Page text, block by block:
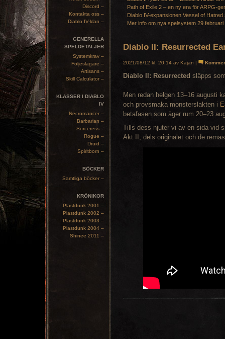
Discord –
Kontakta oss –
Diablo IV-klan –
GENERELLA
SPELDETALJER
Systemkrav –
Följeslagare –
Artisans –
Skill Calculator –
KLASSER I DIABLO
IV
Necromancer –
Barbarian –
Sorceress –
Rogue –
Druid –
Spiritborn –
BÖCKER
Samtliga böcker –
KRÖNIKOR
Plastdunk 2001 –
Plastdunk 2002 –
Plastdunk 2003 –
Plastdunk 2004 –
Shinee 2011 –
Path of Exile 2 – en ny era för ARPG-
Diablo IV-expansionen Vessel of
Mer info om nya spelsystem 29 februari
Diablo II: Resurrected
2021/08/12 kl. 20:14 av Kajan |
Diablo II: Resurrected släpps
Men redan helgen 13–16 augusti
och provsmaka monsterslakten i
betafasen som äger rum 20–23
Tills dess njuter vi av en sida-vid-
Akt II, dels originalet och de